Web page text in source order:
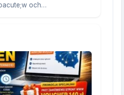
och…